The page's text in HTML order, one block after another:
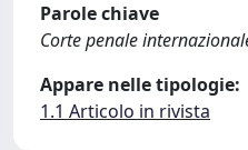
Parole chiave
Corte penale
Appare nelle tipologie:
1.1 Articolo in rivista